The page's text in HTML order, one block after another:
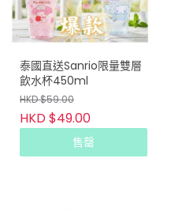
泰國直送Sanrio限量雙層
飲水杯450ml
HKD $59.00
HKD $49.00
售罄